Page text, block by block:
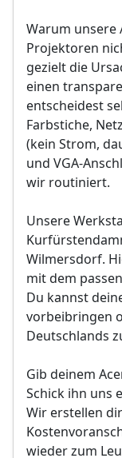
Warum unsere
Projektoren
gezielt die
einen
entscheidest
Farbstiche,
(kein Strom,
und VGA-
wir routiniert.
Unsere
Wilmersdorf.
mit dem
Du kannst
vorbeibringen
Deutschlands
Gib deinem
Schick ihn uns
Wir erstellen
wieder zum